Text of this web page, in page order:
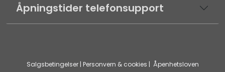
Åpningstider telefonsupport
Salgsbetingelser| Personvern & cookies | Åpenhetsloven